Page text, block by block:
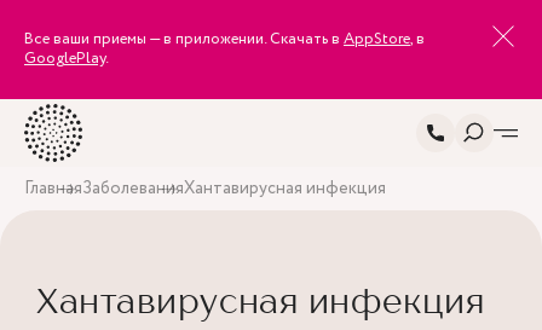
Все ваши приемы — в приложении. Скачать в AppStore, в
GooglePlay.
ГлавнаяЗаболеванияХантавирусная инфекция
Хантавирусная инфекция